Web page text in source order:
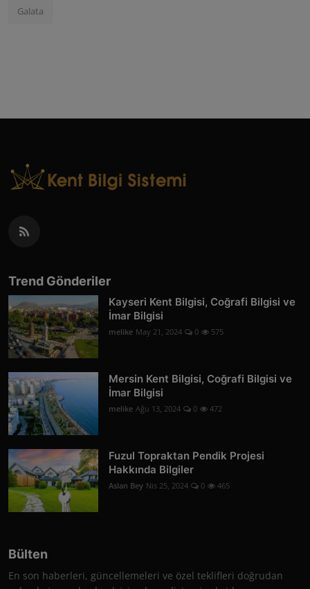
Galata
Trend Gönderiler
Kayseri Kent Bilgisi, Coğrafi Bilgisi ve
İmar Bilgisi
melike May 21, 2024 0 575
Mersin Kent Bilgisi, Coğrafi Bilgisi ve
İmar Bilgisi
melike Ağu 13, 2024 0 472
Fuzul Topraktan Pendik Projesi
Hakkında Bilgiler
Aslan Bey Nis 25, 2024 0 465
Bülten
En son haberleri, güncellemeleri ve özel teklifleri doğrudan